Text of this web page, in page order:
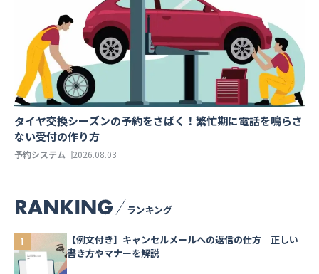
タイヤ交換シーズンの予約をさばく！繁忙期に電話を鳴らさ
ない受付の作り方
予約システム 2026.08.03
【例文付き】キャンセルメールへの返信の仕方｜正しい
書き方やマナーを解説